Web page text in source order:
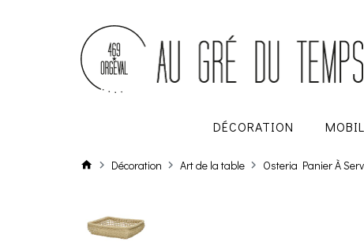
DÉCORATION
Décoration Art de la table Osteria Panier À